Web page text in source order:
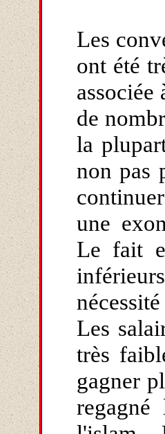
Les
ont été
de
la
non pas
une
Le fait
Les
très
gagner